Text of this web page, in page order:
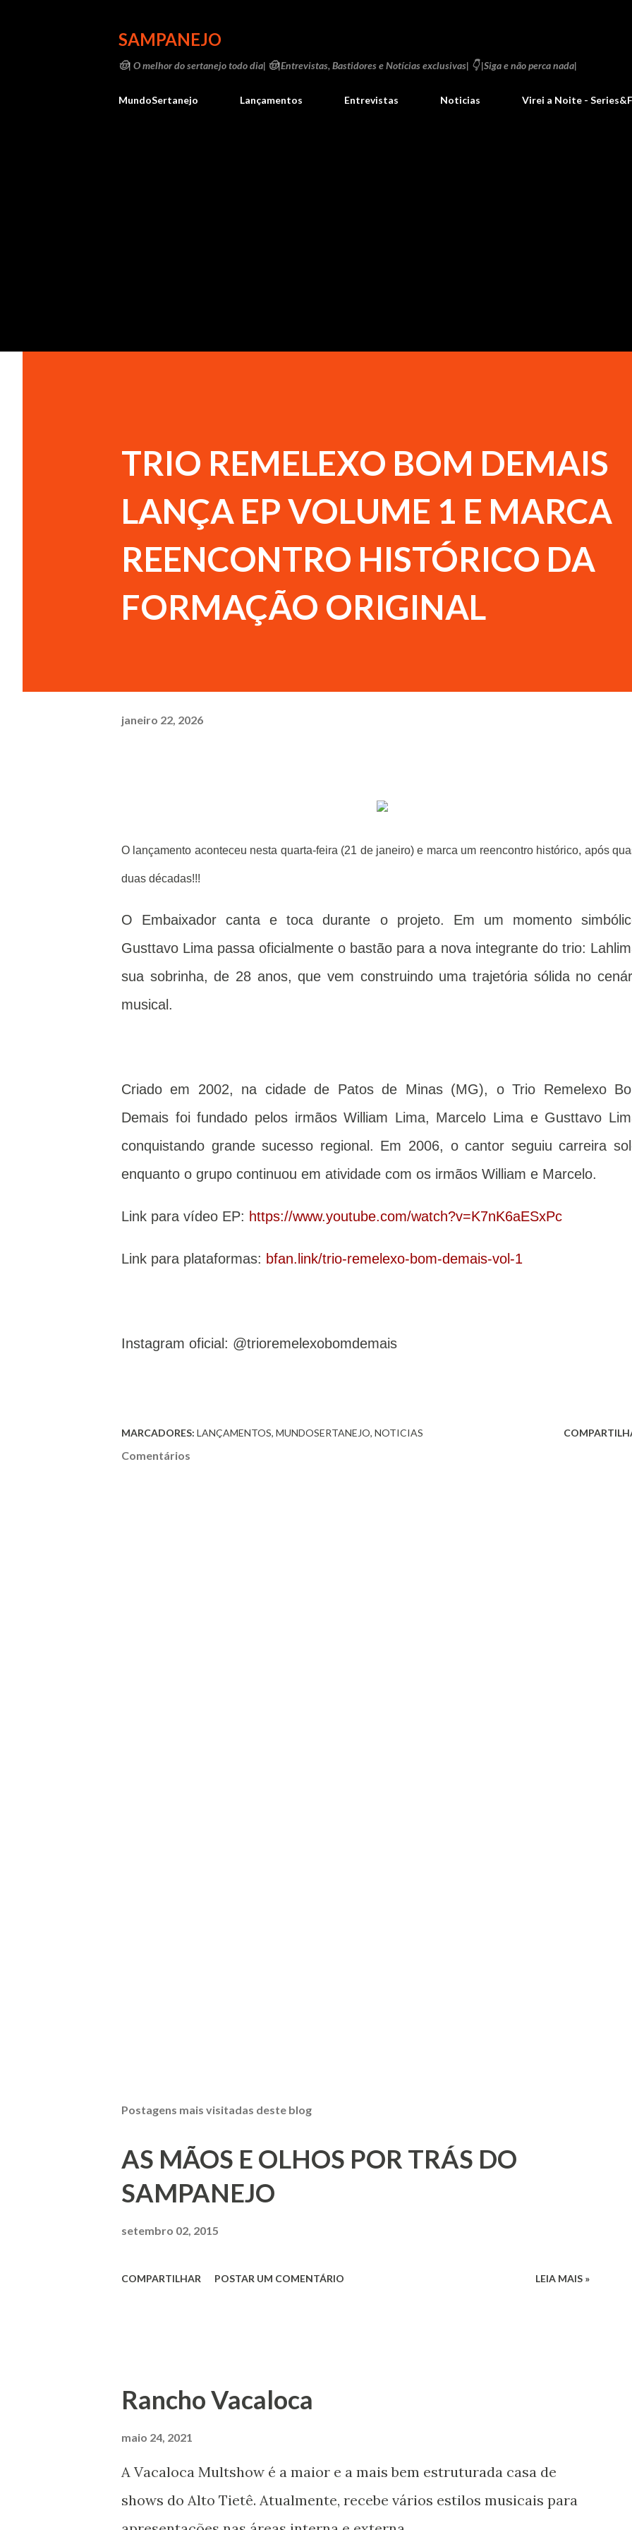
SAMPANEJO
🤠| O melhor do sertanejo todo dia| 🤠|Entrevistas, Bastidores e Notícias exclusivas| 👇 |Siga e não perca nada|
MundoSertanejo Lançamentos Entrevistas Noticias Virei a Noite -
TRIO REMELEXO BOM DEMAIS
LANÇA EP VOLUME 1 E MARCA
REENCONTRO HISTÓRICO DA
FORMAÇÃO ORIGINAL
janeiro 22, 2026
O lançamento aconteceu nesta quarta-feira (21 de janeiro) e marca um reencontro histórico, após
duas décadas!!!
O Embaixador canta e toca durante o projeto. Em um momento
Gusttavo Lima passa oficialmente o bastão para a nova integrante do trio:
sua sobrinha, de 28 anos, que vem construindo uma trajetória sólida no
musical.
Criado em 2002, na cidade de Patos de Minas (MG), o Trio Remelexo
Demais foi fundado pelos irmãos William Lima, Marcelo Lima e Gusttavo
conquistando grande sucesso regional. Em 2006, o cantor seguiu carreira
enquanto o grupo continuou em atividade com os irmãos William e Marcelo.
Link para vídeo EP: https://www.youtube.com/watch?v=K7nK6aESxPc
Link para plataformas: bfan.link/trio-remelexo-bom-demais-vol-1
Instagram oficial: @trioremelexobomdemais
MARCADORES: LANÇAMENTOS MUNDOSERTANEJO NOTICIAS
Comentários
Postagens mais visitadas deste blog
AS MÃOS E OLHOS POR TRÁS DO
SAMPANEJO
setembro 02, 2015
COMPARTILHAR POSTAR UM COMENTÁRIO LEIA MAIS »
Rancho Vacaloca
maio 24, 2021
A Vacaloca Multshow é a maior e a mais bem estruturada casa de
shows do Alto Tietê. Atualmente, recebe vários estilos musicais para